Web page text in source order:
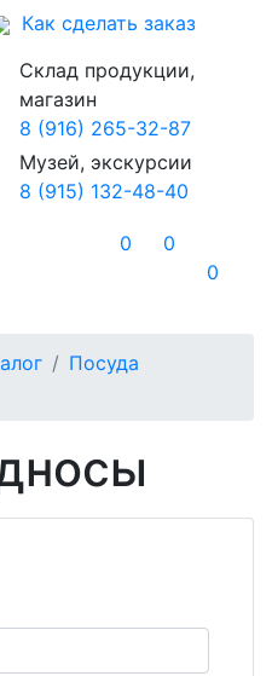
Как сделать заказ
Склад продукции,
магазин
8 (916) 265-32-87
Музей, экскурсии
8 (915) 132-48-40
0
0
0
Посуда